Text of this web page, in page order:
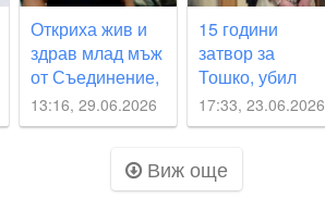
Откриха жив и
здрав млад мъж
от Съединение,
когото
родителите му
издирваха
13:16, 29.06.2026
15 години
затвор за
Тошко, убил
свой колега
край
Съединение
17:33, 23.06.2026
Виж още